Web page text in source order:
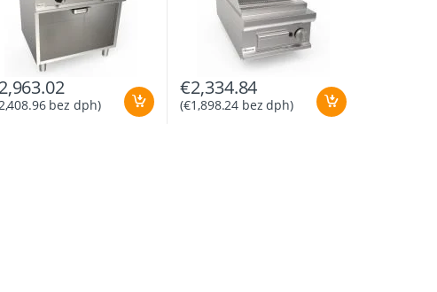
2,963.02
bez dph)
€2,334.84
(€1,898.24 bez dph)